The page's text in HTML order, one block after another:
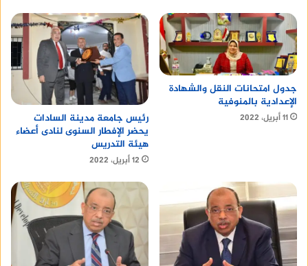
جدول امتحانات النقل والشهادة
الإعدادية بالمنوفية
11 أبريل، 2022
رئيس جامعة مدينة السادات
يحضر الإفطار السنوى لنادى أعضاء
هيئة التدريس
12 أبريل، 2022